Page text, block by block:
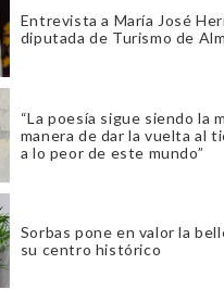
Entrevista a María José
diputada de Turismo de
“La poesía sigue siendo la
manera de dar la vuelta al
a lo peor de este mundo”
Sorbas pone en valor la
su centro histórico